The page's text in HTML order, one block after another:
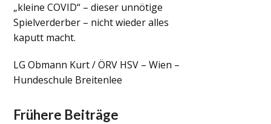
„kleine COVID“ – dieser unnötige
Spielverderber – nicht wieder alles
kaputt macht.
LG Obmann Kurt / ÖRV HSV – Wien –
Hundeschule Breitenlee
Frühere Beiträge